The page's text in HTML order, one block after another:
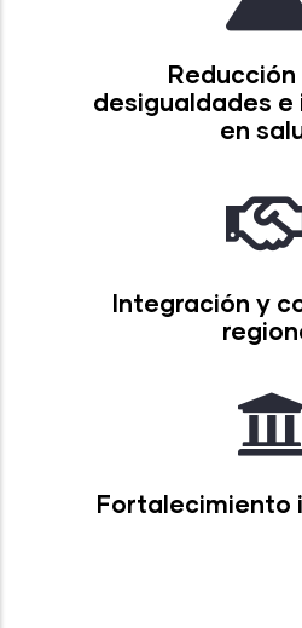
Reducción
desigualdades e
en
Integración y
Fortalecimiento